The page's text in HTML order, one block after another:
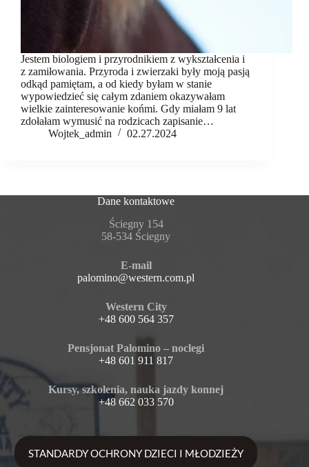
Jestem biologiem i przyrodnikiem z wykształcenia i
z zamiłowania. Przyroda i zwierzaki były moją pasją
odkąd pamiętam, a od kiedy byłam w stanie
wypowiedzieć się całym zdaniem okazywałam
wielkie zainteresowanie końmi. Gdy miałam 9 lat
zdołałam wymusić na rodzicach zapisanie…
Wojtek_admin
02.27.2024
Dane kontaktowe
Ściegny 154
58-534 Ściegny
E-mail
palomino@western.com.pl
Western City
+48 600 564 357
Pensjonat Palomino – noclegi
+48 601 911 817
Kursy, szkolenia, nauka jazdy konnej
+48 662 033 570
STANDARDY OCHRONY DZIECI I MŁODZIEŻY